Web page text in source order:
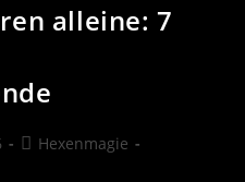
alleine: 7
Beitrags-
Hexenmagie